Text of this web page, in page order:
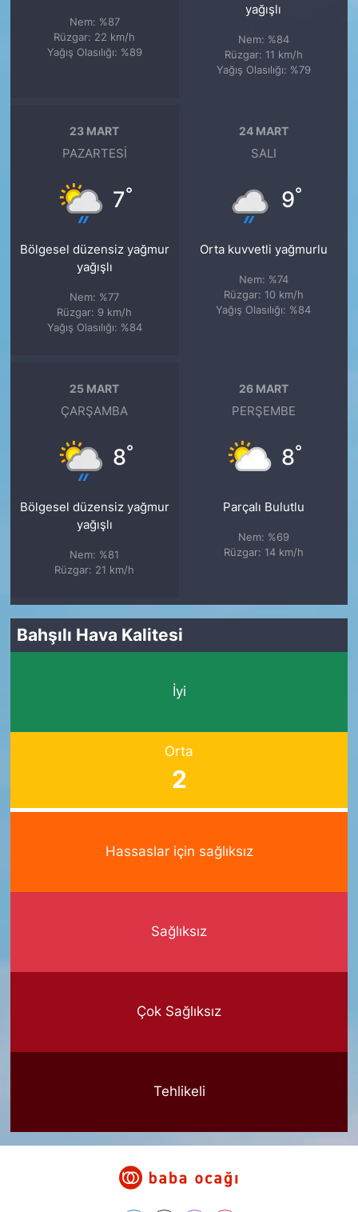
Nem: %87
Rüzgar: 22 km/h
Yağış Olasılığı: %89
yağışlı
Nem: %84
Rüzgar: 11 km/h
Yağış Olasılığı: %79
23 MART
PAZARTESI
7°
Bölgesel düzensiz yağmur
yağışlı
Nem: %77
Rüzgar: 9 km/h
Yağış Olasılığı: %84
24 MART
SALI
9°
Orta kuvvetli yağmurlu
Nem: %74
Rüzgar: 10 km/h
Yağış Olasılığı: %84
25 MART
ÇARŞAMBA
8°
Bölgesel düzensiz yağmur
yağışlı
Nem: %81
Rüzgar: 21 km/h
26 MART
PERŞEMBE
8°
Parçalı Bulutlu
Nem: %69
Rüzgar: 14 km/h
Bahşılı Hava Kalitesi
İyi
Orta
2
Hassaslar için sağlıksız
Sağlıksız
Çok Sağlıksız
Tehlikeli